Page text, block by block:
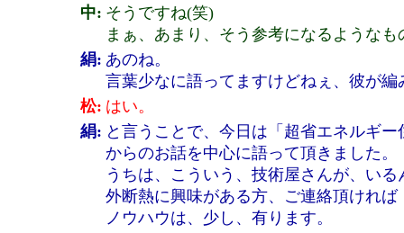
中: そうですね(笑)
まぁ、あまり、そう参考になるような
絹: あのね。
言葉少なに語ってますけどねぇ、彼が
松: はい。
絹: と言うことで、今日は「超省エネルギ
からのお話を中心に語って頂きました。
うちは、こういう、技術屋さんが、いる
外断熱に興味がある方、ご連絡頂ければ
ノウハウは、少し、有ります。